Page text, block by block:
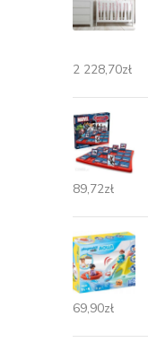
2 228,70zł
89,72zł
69,90zł